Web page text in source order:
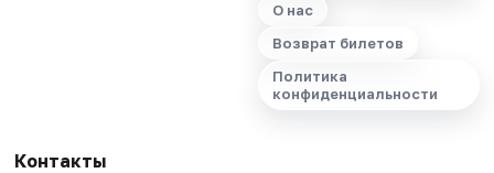
О нас
Возврат билетов
Политика
конфиденциальности
Контакты